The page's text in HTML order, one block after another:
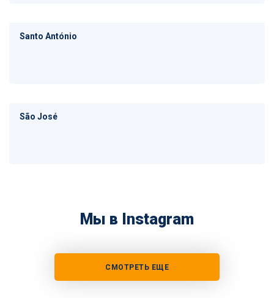
Santo António
São José
Мы в Instagram
СМОТРЕТЬ ЕЩЕ